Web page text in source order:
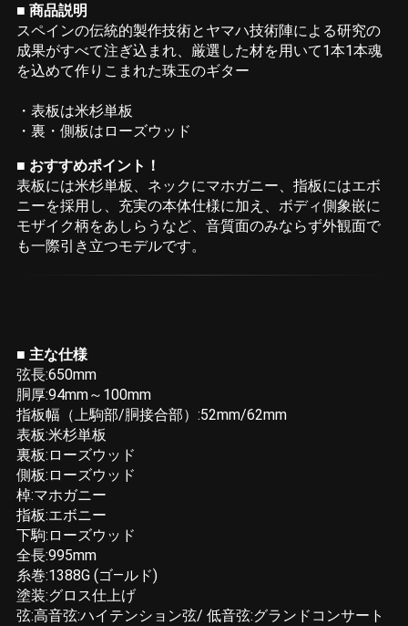
■ 商品説明
スペインの伝統的製作技術とヤマハ技術陣による研究の
成果がすべて注ぎ込まれ、厳選した材を用いて1本1本魂
を込めて作りこまれた珠玉のギター
・表板は米杉単板
・裏・側板はローズウッド
■ おすすめポイント！
表板には米杉単板、ネックにマホガニー、指板にはエボ
ニーを採用し、充実の本体仕様に加え、ボディ側象嵌に
モザイク柄をあしらうなど、音質面のみならず外観面で
も一際引き立つモデルです。
■ 主な仕様
弦長:650mm
胴厚:94mm～100mm
指板幅（上駒部/胴接合部）:52mm/62mm
表板:米杉単板
裏板:ローズウッド
側板:ローズウッド
棹:マホガニー
指板:エボニー
下駒:ローズウッド
全長:995mm
糸巻:1388G (ゴ―ルド)
塗装:グロス仕上げ
弦:高音弦:ハイテンション弦/ 低音弦:グランドコンサート